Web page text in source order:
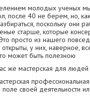
молодых ученых
после 40 не берем, но,
поскольку они
старше, которые
просто из нашего
у них, наверное,
может быть полезною
же мастерская для
своей деятельности